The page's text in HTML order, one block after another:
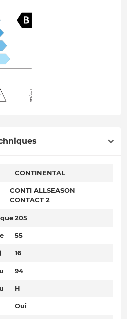
CONTINENTAL
CONTI ALLSEASON
CONTACT 2
205
55
16
94
H
Oui